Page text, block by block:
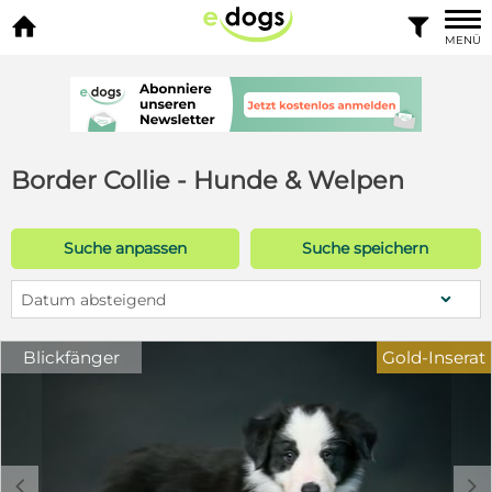
 
MENÜ
Border Collie - Hunde & Welpen
Suche anpassen Suche speichern
Datum absteigend
Blickfänger
c d
Gold-Inserat